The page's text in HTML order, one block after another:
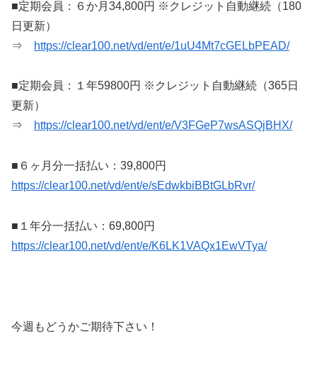
■定期会員：６か月34,800円 ※クレジット自動継続（180
日更新）
⇒
https://clear100.net/vd/ent/e/1uU4Mt7cGELbPEAD/
■定期会員：１年59800円 ※クレジット自動継続（365日
更新）
⇒
https://clear100.net/vd/ent/e/V3FGeP7wsASQjBHX/
■６ヶ月分一括払い：39,800円
https://clear100.net/vd/ent/e/sEdwkbiBBtGLbRvr/
■１年分一括払い：69,800円
https://clear100.net/vd/ent/e/K6LK1VAQx1EwVTya/
今週もどうかご期待下さい！